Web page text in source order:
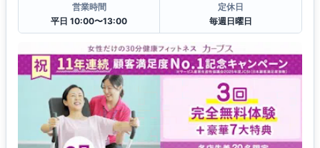
営業時間
平日 10:00〜13:00
定休日
毎週日曜日